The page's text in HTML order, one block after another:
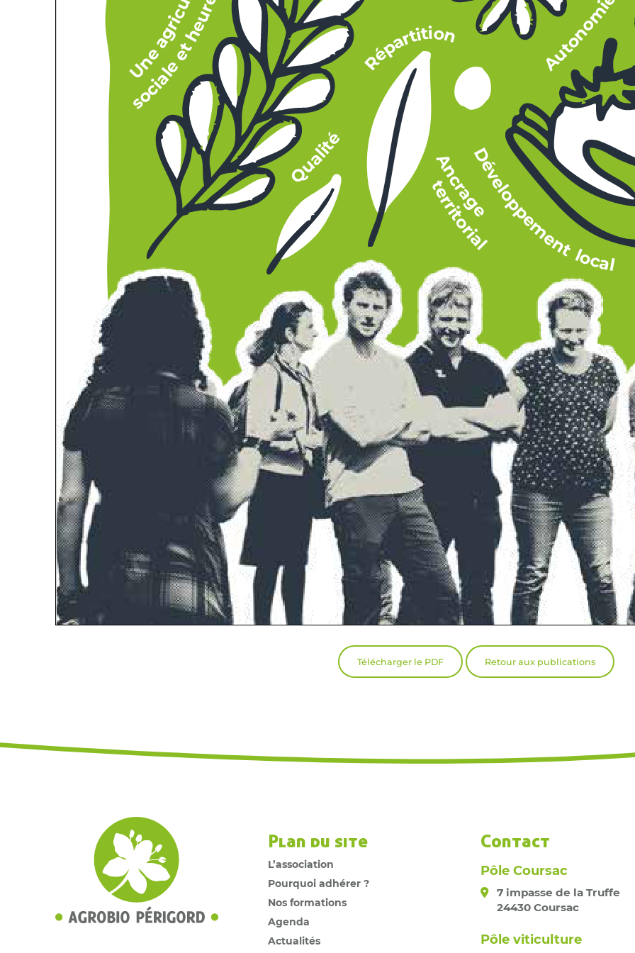
Télécharger le PDF Retour aux publications
Plan du site
L’association
Pourquoi adhérer ?
Nos formations
Agenda
Actualités
Contact
Pôle Coursac
7 impasse de la Truffe
24430 Coursac
Pôle viticulture